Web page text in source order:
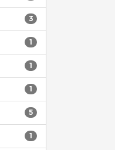
3
1
1
1
5
1